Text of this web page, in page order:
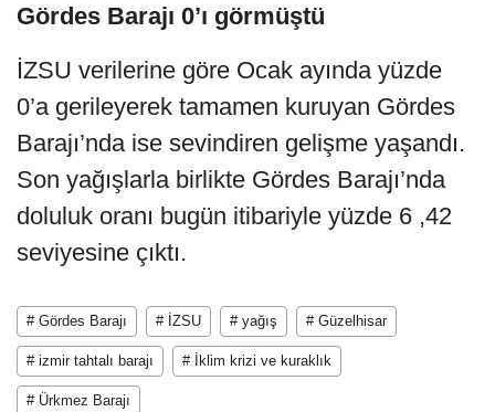
Gördes Barajı 0’ı görmüştü
İZSU verilerine göre Ocak ayında yüzde
0’a gerileyerek tamamen kuruyan Gördes
Barajı’nda ise sevindiren gelişme yaşandı.
Son yağışlarla birlikte Gördes Barajı’nda
doluluk oranı bugün itibariyle yüzde 6 ,42
seviyesine çıktı.
# Gördes Barajı # İZSU # yağış # Güzelhisar
# izmir tahtalı barajı # İklim krizi ve kuraklık
# Ürkmez Barajı